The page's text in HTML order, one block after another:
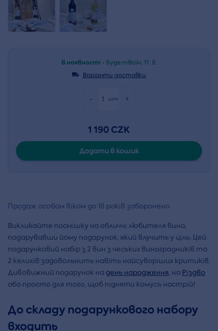
В наявності- Буде твоїм. 11. 8.
Варіанти доставки
- +
шт
1 190 CZK
Додати в кошик
Продаж особам віком до 18 років заборонено
Викликайте посмішку на обличчі любителя вина,
подарувавши йому подарунок, який влучить у ціль. Цей
подарунковий набір з 2 вин з чеських виноградників та
2 келихів задовольнить навіть найсуворіших критиків.
Дивовижний подарунок на день народження, на Різдво
або просто для того, щоб підняти комусь настрій!
До складу подарункового набору
входить